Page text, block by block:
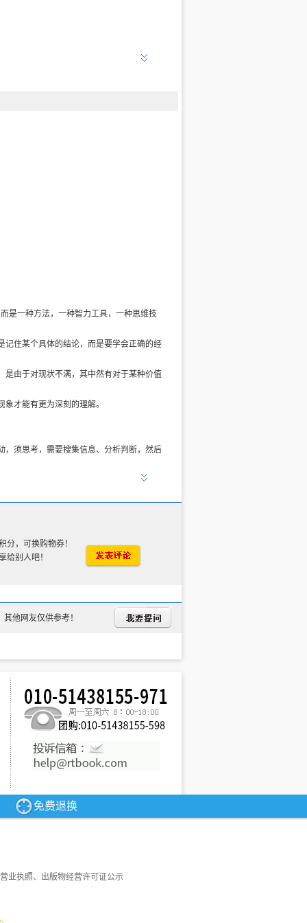
是一种方法，一种智力工具，一种思维技
记住某个具体的结论，而是要学会正确的经
由于对现状不满，其中然有对于某种价值
才能有更为深刻的理解。
，须思考，需要搜集信息、分析判断，然后
进行人格化的处理，“集体决策”这种说法
选择，为了得到一样东西得放弃另一样东
都很容易接受，但问题稍微复杂一点，说
也容易失去判断力。所
family:宋体">，这是边际上的变化。喝
行动的微小调整，这是所谓的边际
。经济学所要关注的问题，通常不是的非此
于一个问题：为什么对于人类生存关重要的
分，可换购物券！
给别人吧！
他网友仅供参考！
免费退换
营业执照、出版物经营许可证公示